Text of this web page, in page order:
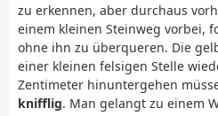
zu erkennen, aber durchaus
einem kleinen Steinweg vorbei,
ohne ihn zu überqueren. Die
einer kleinen felsigen Stelle
Zentimeter hinuntergehen
knifflig. Man gelangt zu einem